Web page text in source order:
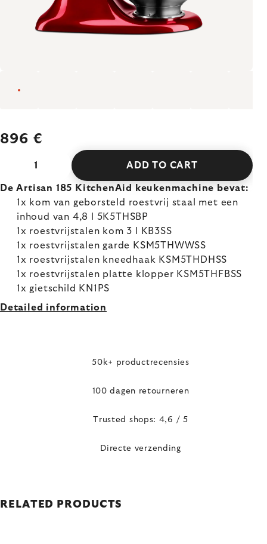
896 €
ADD TO CART
De Artisan 185 KitchenAid keukenmachine bevat:
1x kom van geborsteld roestvrij staal met een
inhoud van 4,8 l 5K5THSBP
1x roestvrijstalen kom 3 l KB3SS
1x roestvrijstalen garde KSM5THWWSS
1x roestvrijstalen kneedhaak KSM5THDHSS
1x roestvrijstalen platte klopper KSM5THFBSS
1x gietschild KN1PS
Detailed information
50k+ productrecensies
100 dagen retourneren
Trusted shops: 4,6 / 5
Directe verzending
RELATED PRODUCTS